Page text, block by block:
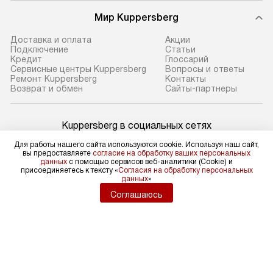
Мир Kuppersberg
Доставка и оплата
Подключение
Кредит
Сервисные центры Kuppersberg
Ремонт Kuppersberg
Возврат и обмен
Акции
Cтатьи
Глоссарий
Вопросы и ответы
Контакты
Сайты-партнеры
Kuppersberg в социальных сетях
Для физических лиц
shop@kuppers-russia.ru
Для юридических лиц
Для работы нашего сайта используются cookie. Используя наш сайт,
вы предоставляете согласие на обработку ваших персональных
данных с помощью сервисов веб-аналитики (Cookie) и
присоединяетесь к тексту «Согласия на обработку персональных
данных»
Соглашаюсь